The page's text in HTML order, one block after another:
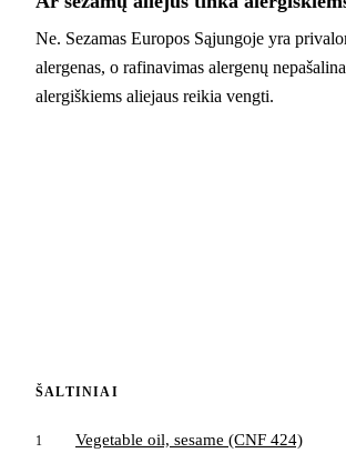
Ne. Sezamas Europos Sąjungoje yra
alergenas, o rafinavimas alergenų
alergiškiems aliejaus reikia vengti.
ŠALTINIAI
1 Vegetable oil, sesame (CNF 424)